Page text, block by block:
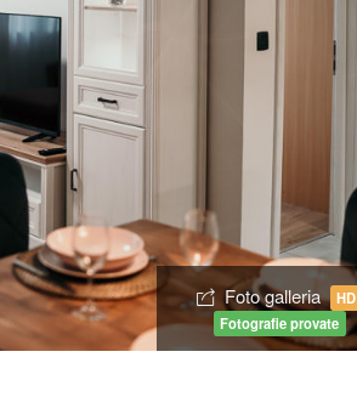
Foto galleria HD
Fotografie provate